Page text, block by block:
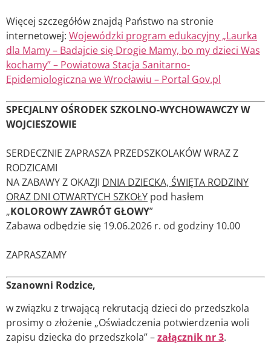
Więcej szczegółów znajdą Państwo na stronie
internetowej: Wojewódzki program edukacyjny „Laurka
dla Mamy – Badajcie się Drogie Mamy, bo my dzieci Was
kochamy” – Powiatowa Stacja Sanitarno-
Epidemiologiczna we Wrocławiu – Portal Gov.pl
SPECJALNY OŚRODEK SZKOLNO-WYCHOWAWCZY W
WOJCIESZOWIE
SERDECZNIE ZAPRASZA PRZEDSZKOLAKÓW WRAZ Z
RODZICAMI
NA ZABAWY Z OKAZJI DNIA DZIECKA, ŚWIĘTA RODZINY
ORAZ DNI OTWARTYCH SZKOŁY pod hasłem
„KOLOROWY ZAWRÓT GŁOWY”
Zabawa odbędzie się 19.06.2026 r. od godziny 10.00
ZAPRASZAMY
Szanowni Rodzice,
w związku z trwającą rekrutacją dzieci do przedszkola
prosimy o złożenie „Oświadczenia potwierdzenia woli
zapisu dziecka do przedszkola” –załącznik nr 3.